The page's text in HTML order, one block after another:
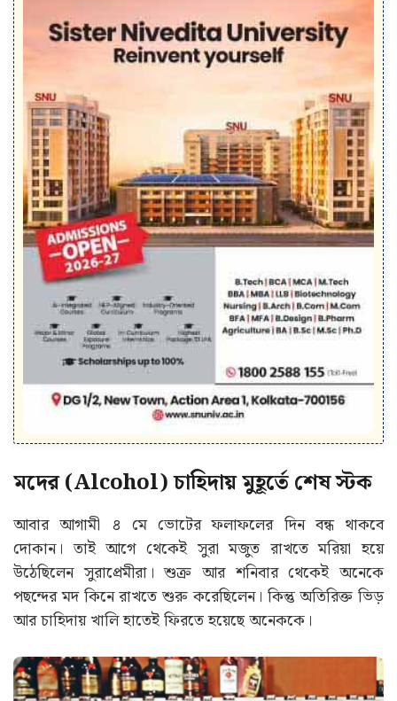
মদের (Alcohol) চাহিদায় মুহূর্তে শেষ স্টক
আবার আগামী ৪ মে ভোটের ফলাফলের দিন বন্ধ থাকবে
দোকান। তাই আগে থেকেই সুরা মজুত রাখতে মরিয়া হয়ে
উঠেছিলেন সুরাপ্রেমীরা। শুক্র আর শনিবার থেকেই অনেকে
পছন্দের মদ কিনে রাখতে শুরু করেছিলেন। কিন্তু অতিরিক্ত ভিড়
আর চাহিদায় খালি হাতেই ফিরতে হয়েছে অনেককে।